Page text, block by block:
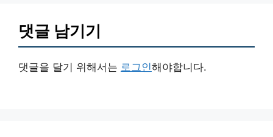
댓글 남기기
댓글을 달기 위해서는 로그인해야합니다.